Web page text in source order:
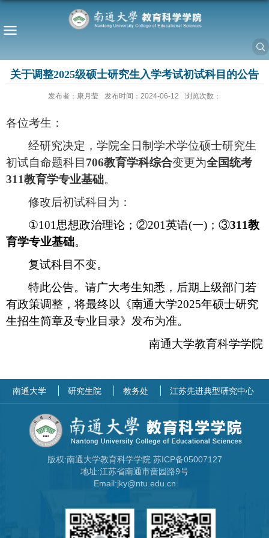
关于调整2025级硕士研究生入学考试初试科目的公告
发布者：康月莹 发布时间：2024-06-12 浏览次数：
各位考生：
经研究决定，学院全日制学术学位硕士研究生
初试自命题科目 706教育学科综合变更为全国统考
311教育学专业基础。
修改后初试科目为：
①101思想政治理论；②201英语(一) ；③311教
育学专业基础。
复试科目不变。
特此公告。请广大考生知悉，后期上级部门若
有政策调整，将最终以《南通大学2025年硕士研究
生招生简章及专业目录》发布为准。
南通大学教育科学学院
南通大学 研究生院 教务处 江苏先进典型研究中心
版权:南通大学教育科学学院 苏ICP备05007127
地址:江苏省南通市啬园路9号
Email:jky@ntu.edu.cn